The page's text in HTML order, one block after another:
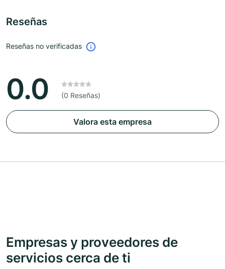
Reseñas
Reseñas no verificadas
0.0 (0 Reseñas)
Valora esta empresa
Empresas y proveedores de
servicios cerca de ti